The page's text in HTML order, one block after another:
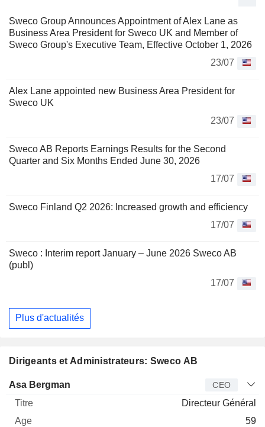
Sweco Group Announces Appointment of Alex Lane as
Business Area President for Sweco UK and Member of
Sweco Group's Executive Team, Effective October 1, 2026
23/07
Alex Lane appointed new Business Area President for
Sweco UK
23/07
Sweco AB Reports Earnings Results for the Second
Quarter and Six Months Ended June 30, 2026
17/07
Sweco Finland Q2 2026: Increased growth and efficiency
17/07
Sweco : Interim report January – June 2026 Sweco AB
(publ)
17/07
Plus d'actualités
Dirigeants et Administrateurs: Sweco AB
Dirigeant Titre
Asa Bergman CEO
Directeur Général
59